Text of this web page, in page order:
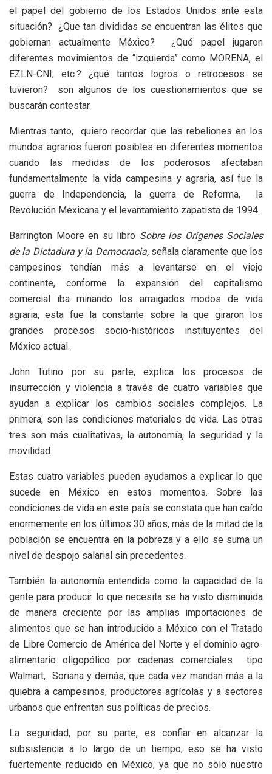
el papel del gobierno de los Estados Unidos ante esta
situación? ¿Que tan divididas se encuentran las élites que
gobiernan actualmente México? ¿Qué papel jugaron
diferentes movimientos de “izquierda” como MORENA, el
EZLN-CNI, etc.? ¿qué tantos logros o retrocesos se
tuvieron? son algunos de los cuestionamientos que se
buscarán contestar.
Mientras tanto, quiero recordar que las rebeliones en los
mundos agrarios fueron posibles en diferentes momentos
cuando las medidas de los poderosos afectaban
fundamentalmente la vida campesina y agraria, así fue la
guerra de Independencia, la guerra de Reforma, la
Revolución Mexicana y el levantamiento zapatista de 1994.
Barrington Moore en su libro Sobre los Orígenes Sociales
de la Dictadura y la Democracia,señala claramente que los
campesinos tendían más a levantarse en el viejo
continente, conforme la expansión del capitalismo
comercial iba minando los arraigados modos de vida
agraria, esta fue la constante sobre la que giraron los
grandes procesos socio-históricos instituyentes del
México actual.
John Tutino por su parte, explica los procesos de
insurrección y violencia a través de cuatro variables que
ayudan a explicar los cambios sociales complejos. La
primera, son las condiciones materiales de vida. Las otras
tres son más cualitativas, la autonomía, la seguridad y la
movilidad.
Estas cuatro variables pueden ayudarnos a explicar lo que
sucede en México en estos momentos. Sobre las
condiciones de vida en este país se constata que han caído
enormemente en los últimos 30 años, más de la mitad de la
población se encuentra en la pobreza y a ello se suma un
nivel de despojo salarial sin precedentes.
También la autonomía entendida como la capacidad de la
gente para producir lo que necesita se ha visto disminuida
de manera creciente por las amplias importaciones de
alimentos que se han introducido a México con el Tratado
de Libre Comercio de América del Norte y el dominio agro-
alimentario oligopólico por cadenas comerciales tipo
Walmart, Soriana y demás, que cada vez mandan más a la
quiebra a campesinos, productores agrícolas y a sectores
urbanos que enfrentan sus políticas de precios.
La seguridad, por su parte, es confiar en alcanzar la
subsistencia a lo largo de un tiempo, eso se ha visto
fuertemente reducido en México, ya que no sólo nuestro